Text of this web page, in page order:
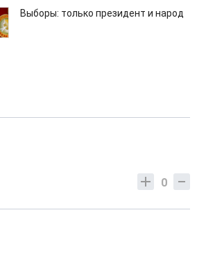
Выборы: только президент и народ
0